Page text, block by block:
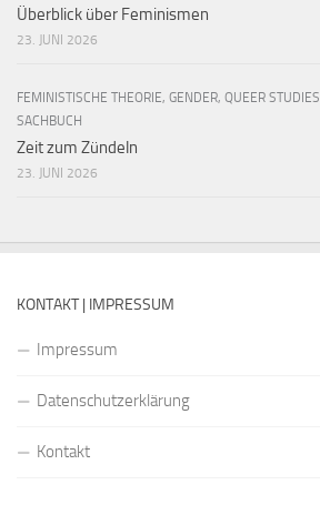
Überblick über Feminismen
23. JUNI 2026
FEMINISTISCHE THEORIE, GENDER, QUEER STUDIES
SACHBUCH
Zeit zum Zündeln
23. JUNI 2026
KONTAKT | IMPRESSUM
Impressum
Datenschutzerklärung
Kontakt